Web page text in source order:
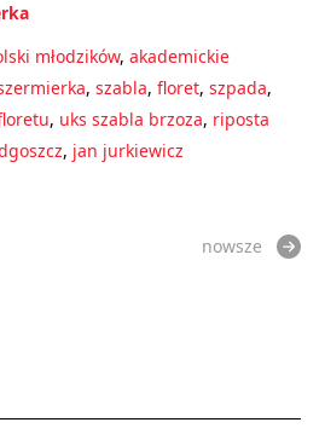
młodzików, akademickie
, szabla, floret, szpada,
, uks szabla brzoza, riposta
, jan jurkiewicz
nowsze